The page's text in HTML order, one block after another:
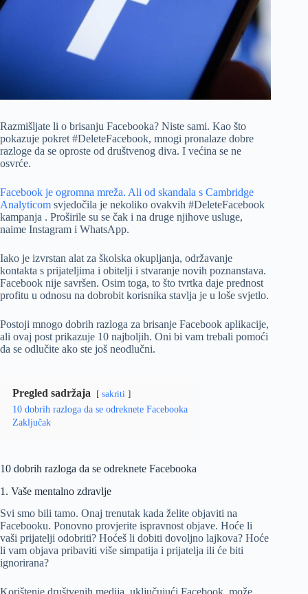
Razmišljate li o brisanju Facebooka? Niste sami. Kao što
pokazuje pokret #DeleteFacebook, mnogi pronalaze dobre
razloge da se oproste od društvenog diva. I većina se ne
osvrće.
Facebook je ogromna mreža. Ali od skandala s Cambridge
Analyticom svjedočila je nekoliko ovakvih #DeleteFacebook
kampanja . Proširile su se čak i na druge njihove usluge,
naime Instagram i WhatsApp.
Iako je izvrstan alat za školska okupljanja, održavanje
kontakta s prijateljima i obitelji i stvaranje novih poznanstava.
Facebook nije savršen. Osim toga, to što tvrtka daje prednost
profitu u odnosu na dobrobit korisnika stavlja je u loše svjetlo.
Postoji mnogo dobrih razloga za brisanje Facebook aplikacije,
ali ovaj post prikazuje 10 najboljih. Oni bi vam trebali pomoći
da se odlučite ako ste još neodlučni.
Pregled sadržaja sakriti
10 dobrih razloga da se odreknete Facebooka
Zaključak
10 dobrih razloga da se odreknete Facebooka
1. Vaše mentalno zdravlje
Svi smo bili tamo. Onaj trenutak kada želite objaviti na
Facebooku. Ponovno provjerite ispravnost objave. Hoće li
vaši prijatelji odobriti? Hoćeš li dobiti dovoljno lajkova? Hoće
li vam objava pribaviti više simpatija i prijatelja ili će biti
ignorirana?